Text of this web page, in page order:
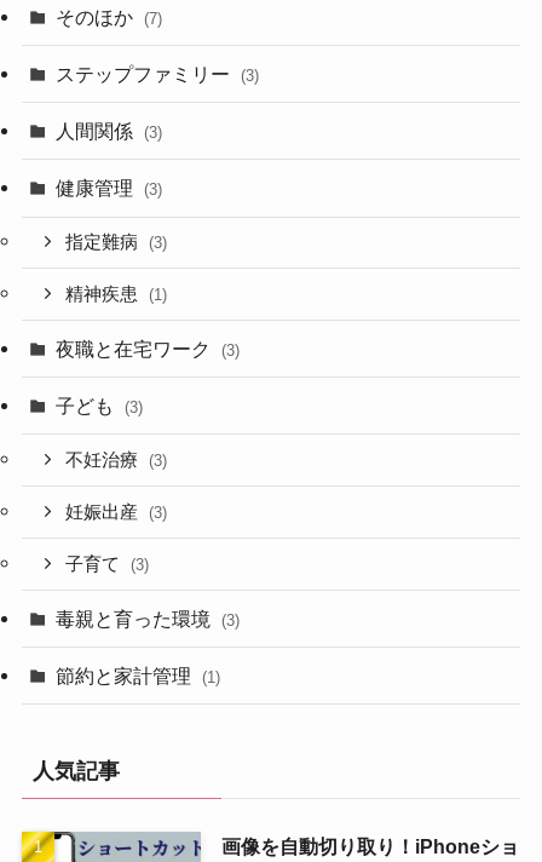
そのほか (7)
ステップファミリー (3)
人間関係 (3)
健康管理 (3)
指定難病 (3)
精神疾患 (1)
夜職と在宅ワーク (3)
子ども (3)
不妊治療 (3)
妊娠出産 (3)
子育て (3)
毒親と育った環境 (3)
節約と家計管理 (1)
人気記事
画像を自動切り取り！iPhoneショ